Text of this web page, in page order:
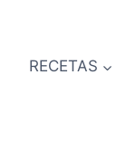
RECETAS